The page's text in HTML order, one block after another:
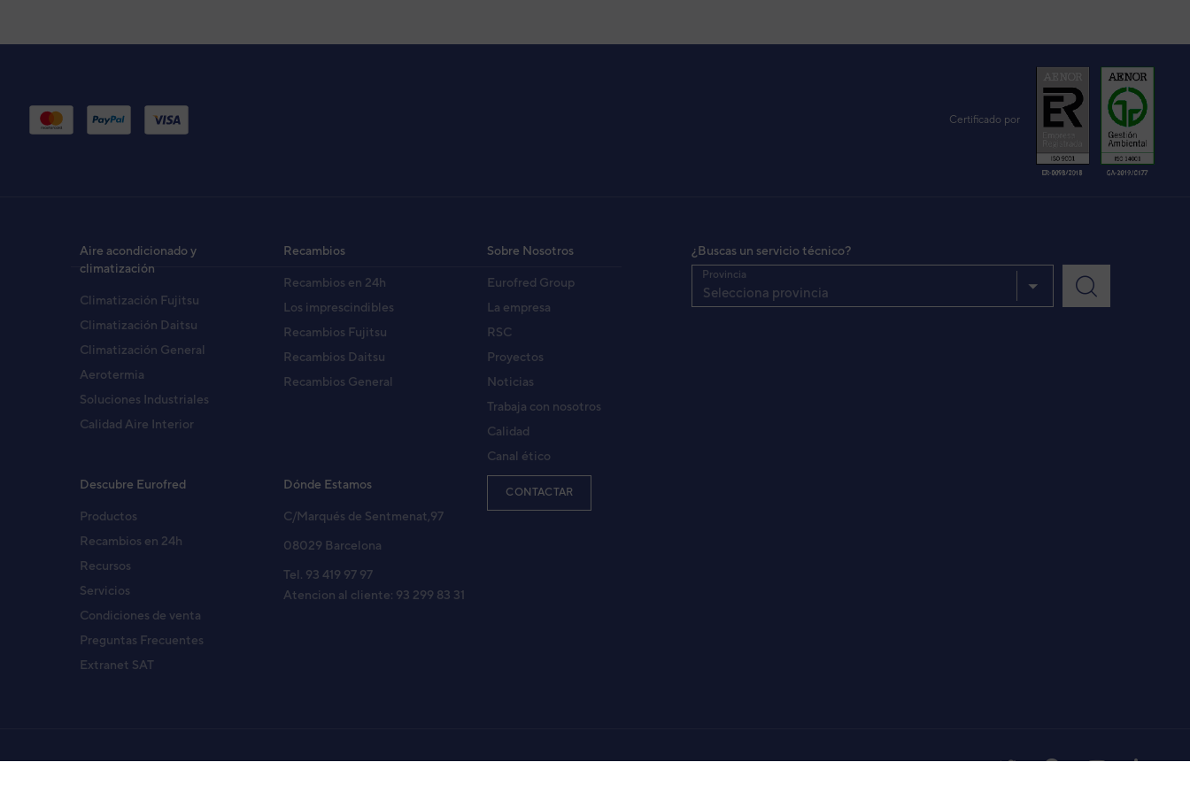
Certificado por
Aire acondicionado y
climatización
Climatización Fujitsu
Climatización Daitsu
Climatización General
Aerotermia
Soluciones Industriales
Calidad Aire Interior
Recambios
Recambios en 24h
Los imprescindibles
Recambios Fujitsu
Recambios Daitsu
Recambios General
Sobre Nosotros
Eurofred Group
La empresa
RSC
Proyectos
Noticias
Trabaja con nosotros
Calidad
Canal ético
Descubre Eurofred
Productos
Recambios en 24h
Recursos
Servicios
Condiciones de venta
Preguntas Frecuentes
Extranet SAT
Dónde Estamos
C/Marqués de Sentmenat,97
08029 Barcelona
Tel. 93 419 97 97
Atencion al cliente: 93 299 83 31
CONTACTAR
¿Buscas un servicio técnico?
Selecciona provincia
Provincia